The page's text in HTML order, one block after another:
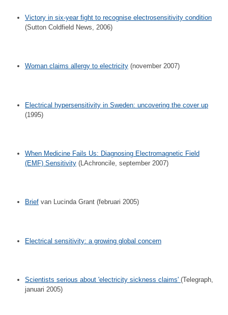
Victory in six-year fight to recognise electrosensitivity condition
(Sutton Coldfield News, 2006)
Woman claims allergy to electricity (november 2007)
Electrical hypersensitivity in Sweden: uncovering the cover up
(1995)
When Medicine Fails Us: Diagnosing Electromagnetic Field
(EMF) Sensitivity (LAchroncile, september 2007)
Brief van Lucinda Grant (februari 2005)
Electrical sensitivity: a growing global concern
Scientists serious about 'electricity sickness claims' (Telegraph,
januari 2005)